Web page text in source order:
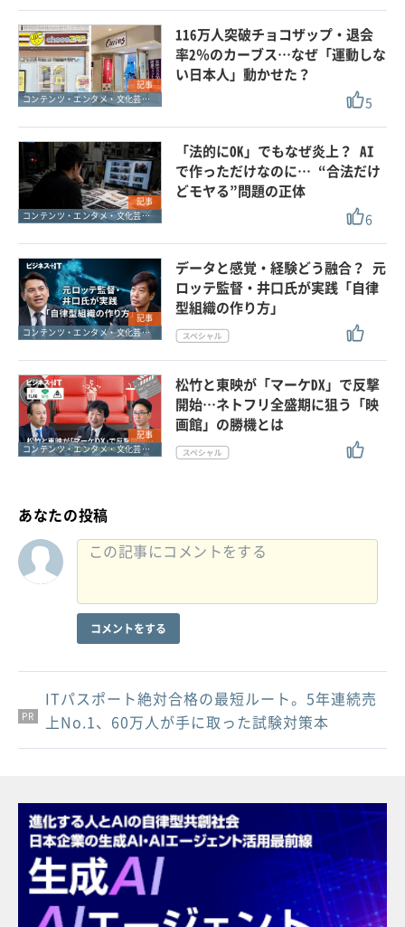
記事
コンテンツ・エンタメ・文化芸能・スポーツ
116万人突破チョコザップ・退会
率2％のカーブス…なぜ「運動しな
い日本人」動かせた？
5
記事
コンテンツ・エンタメ・文化芸能・スポーツ
「法的にOK」でもなぜ炎上？ AI
で作っただけなのに… “合法だけ
どモヤる”問題の正体
6
記事
コンテンツ・エンタメ・文化芸能・スポーツ
データと感覚・経験どう融合？ 元
ロッテ監督・井口氏が実践「自律
型組織の作り方」
記事
コンテンツ・エンタメ・文化芸能・スポーツ
松竹と東映が「マーケDX」で反撃
開始…ネトフリ全盛期に狙う「映
画館」の勝機とは
あなたの投稿
コメントをする
PR
PR
PR
ITパスポート絶対合格の最短ルート。5年連続売
上No.1、60万人が手に取った試験対策本